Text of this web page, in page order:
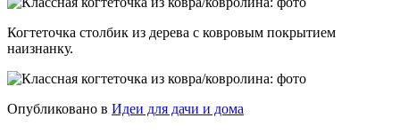
Когтеточка столбик из дерева с ковровым покрытием
наизнанку.
Опубликовано в Идеи для дачи и дома